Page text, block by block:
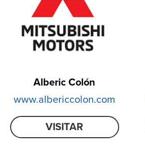
Alberic Colón
www.albericcolon.com
VISITAR